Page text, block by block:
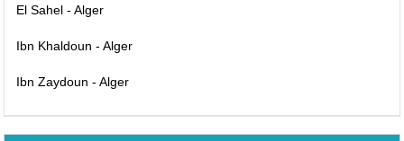
El Sahel - Alger
Ibn Khaldoun - Alger
Ibn Zaydoun - Alger